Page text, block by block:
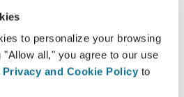
to personalize your browsing
all," you agree to our use
Privacy and Cookie Policy to
しいあなた』にアクセスして、家
す。